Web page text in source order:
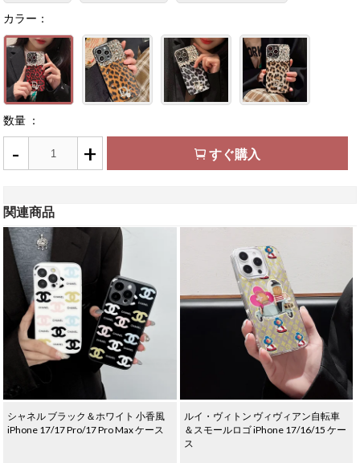
カラー：
数量 ：
- + すぐ購入
関連商品
シャネル ブラック＆ホワイト 小香風
iPhone 17/17 Pro/17 Pro Max ケース
ルイ・ヴィトン ヴィヴィアン自転車
＆スモールロゴ iPhone 17/16/15 ケー
ス